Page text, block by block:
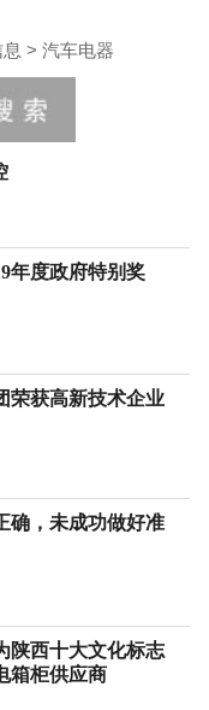
> 汽车电器
年度政府特别奖
荣获高新技术企业
确，未成功做好准
陕西十大文化标志
箱柜供应商